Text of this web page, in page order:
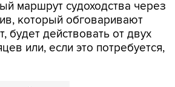
маршрут судоходства через
который обговаривают
будет действовать от двух
или, если это потребуется,